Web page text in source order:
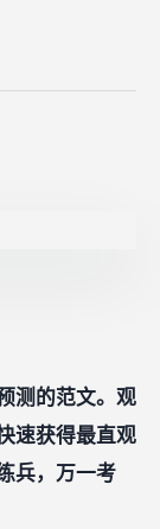
测的范文。观
速获得最直观
兵，万一考